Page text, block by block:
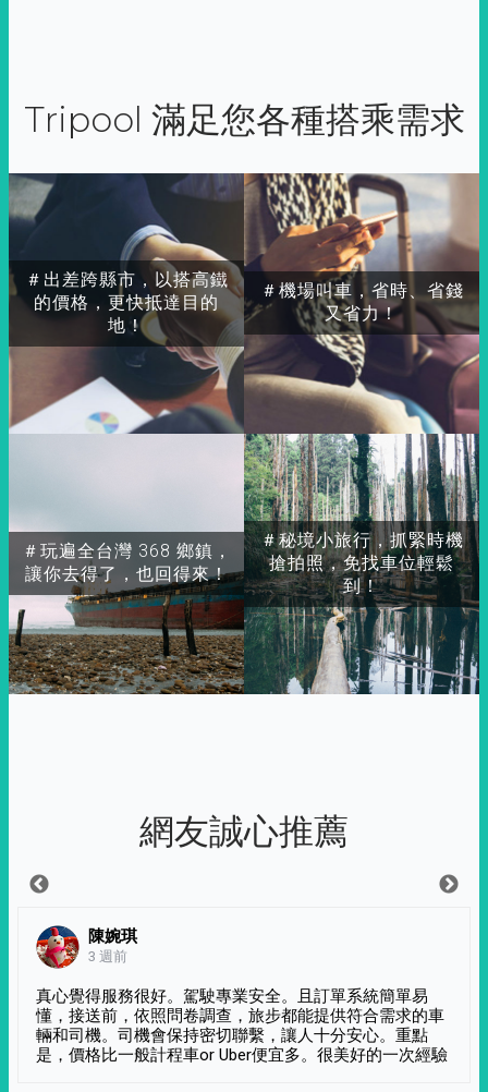
Tripool 滿足您各種搭乘需求
＃出差跨縣市，以搭高鐵
的價格，更快抵達目的
地！
＃玩遍全台灣 368 鄉鎮，
讓你去得了，也回得來！
＃秘境小旅行，抓緊時機
搶拍照，免找車位輕鬆
到！
＃機場叫車，省時、省錢
又省力！
網友誠心推薦
陳婉琪
3 週前
真心覺得服務很好。駕駛專業安全。且訂單系統簡單易
懂，接送前，依照問卷調查，旅步都能提供符合需求的車
輛和司機。司機會保持密切聯繫，讓人十分安心。重點
是，價格比一般計程車or Uber便宜多。很美好的一次經驗